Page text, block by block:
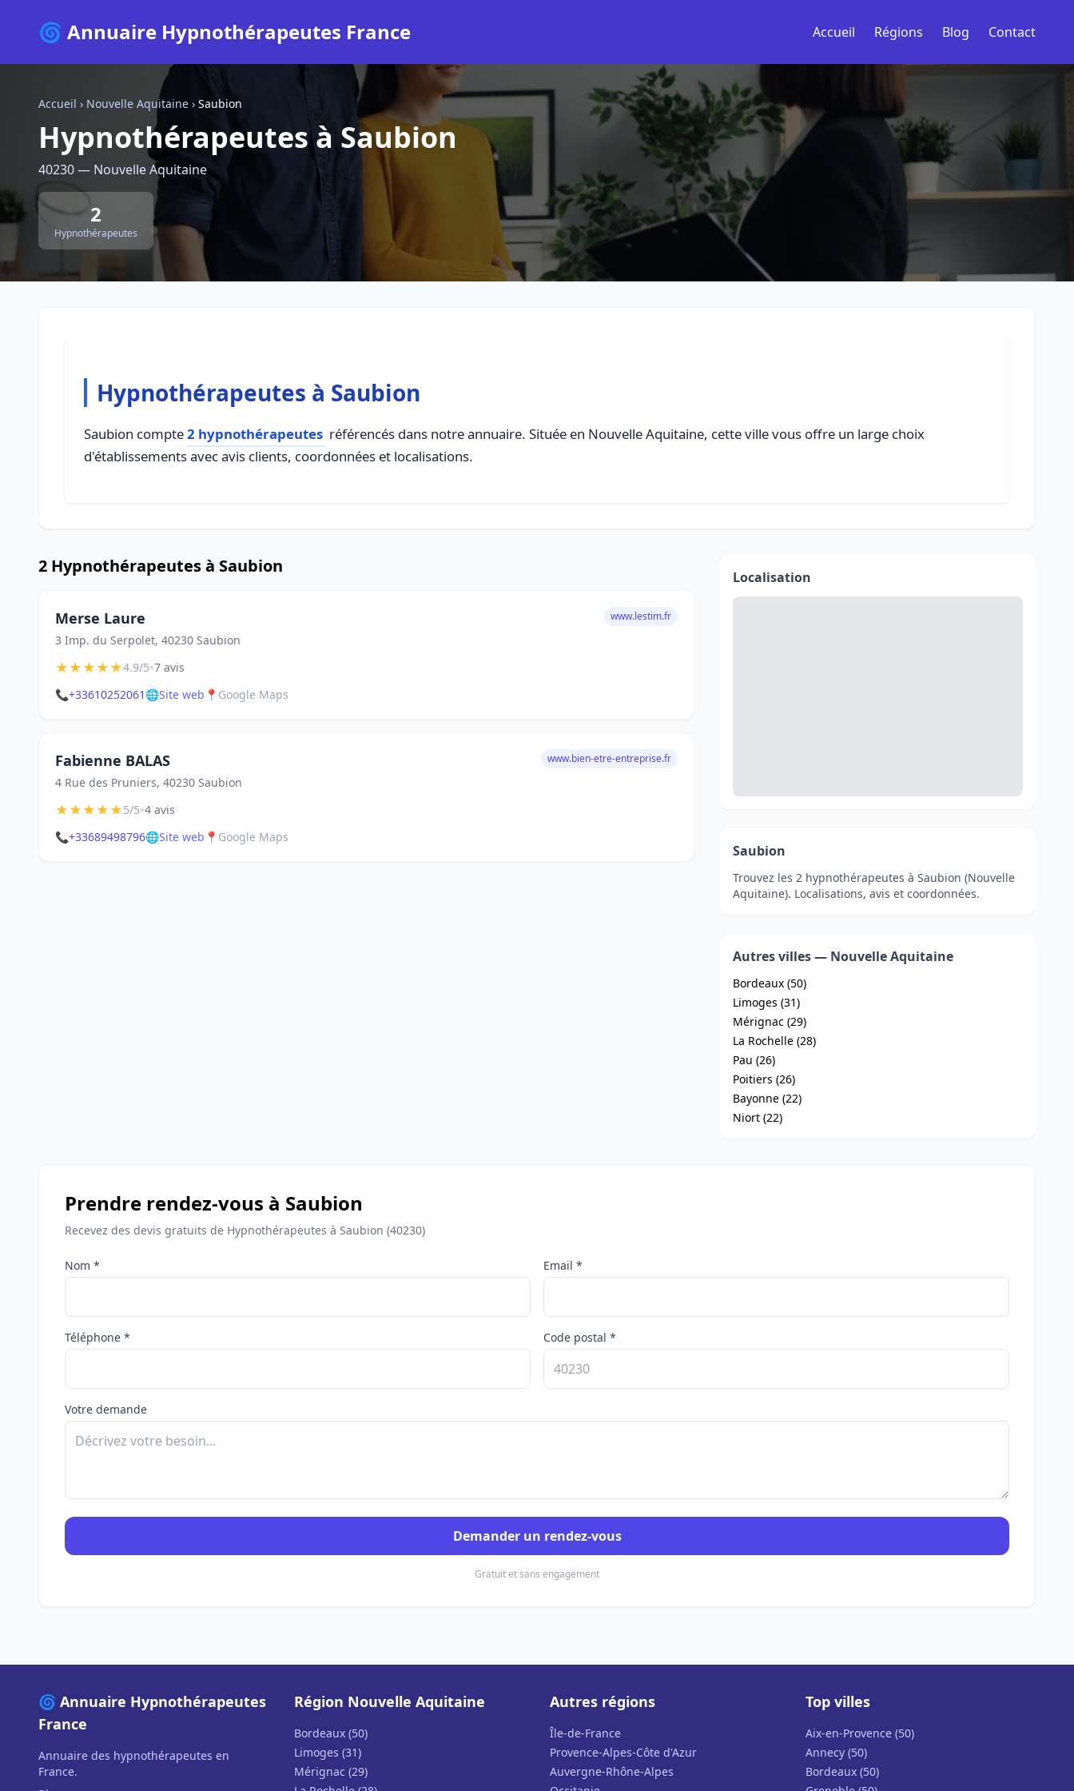
🌀 Annuaire Hypnothérapeutes France Accueil Régions Blog Contact
Accueil › Nouvelle Aquitaine › Saubion
Hypnothérapeutes à Saubion
40230 — Nouvelle Aquitaine
2
Hypnothérapeutes
Hypnothérapeutes à Saubion
Saubion compte2 hypnothérapeutes référencés dans notre annuaire. Située en Nouvelle Aquitaine, cette ville vous offre un large choix
d'établissements avec avis clients, coordonnées et localisations.
2 Hypnothérapeutes à Saubion
Merse Laure
3 Imp. du Serpolet, 40230 Saubion
www.lestim.fr
★★★★★4.9/5•7 avis
📞+33610252061 🌐Site web 📍 Google Maps
Fabienne BALAS
4 Rue des Pruniers, 40230 Saubion
www.bien-etre-entreprise.fr
★★★★★5/5•4 avis
📞+33689498796🌐Site web 📍 Google Maps
Localisation
Saubion
Trouvez les 2 hypnothérapeutes à Saubion (Nouvelle
Aquitaine). Localisations, avis et coordonnées.
Autres villes — Nouvelle Aquitaine
Bordeaux (50)
Limoges (31)
Mérignac (29)
La Rochelle (28)
Pau (26)
Poitiers (26)
Bayonne (22)
Niort (22)
Prendre rendez-vous à Saubion
Recevez des devis gratuits de Hypnothérapeutes à Saubion (40230)
Nom * Email *
Téléphone * Code postal *
Votre demande
Demander un rendez-vous
Gratuit et sans engagement
🌀 Annuaire Hypnothérapeutes
France
Annuaire des hypnothérapeutes en
France.
Région Nouvelle Aquitaine
Bordeaux (50)
Limoges (31)
Mérignac (29)
Autres régions
Île-de-France
Provence-Alpes-Côte d'Azur
Auvergne-Rhône-Alpes
Top villes
Aix-en-Provence (50)
Annecy (50)
Bordeaux (50)